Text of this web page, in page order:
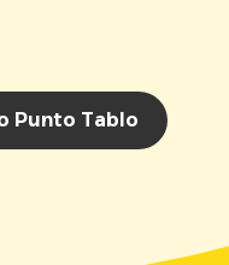
Punto Tablo